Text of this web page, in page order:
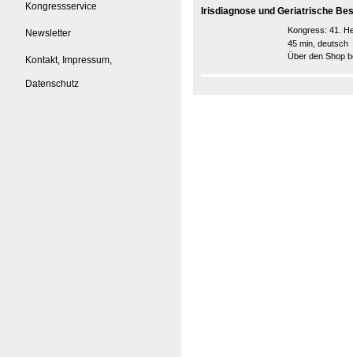
Kongressservice
Newsletter
Kontakt, Impressum,
Datenschutz
Irisdiagnose und Geriatrische
Kongress: 41.
45 min, deutsch
Über den Shop